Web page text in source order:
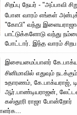
சிறப்பு நேயர் - "அப்பாவி
போன வாரம் எங்கள்
"கோபி" வந்து
பாட்டுக்களோடு வந்து
போட்டார். இந்த வாரம்
இசையமைப்பாளர்
சினிமாவில் எதுவும்
உதாரணம், கே.பாக்யராஜ்,
ஆர்.பாண்டியராஜன்,
கஸ்தூரி ராஜா போன்றோர்